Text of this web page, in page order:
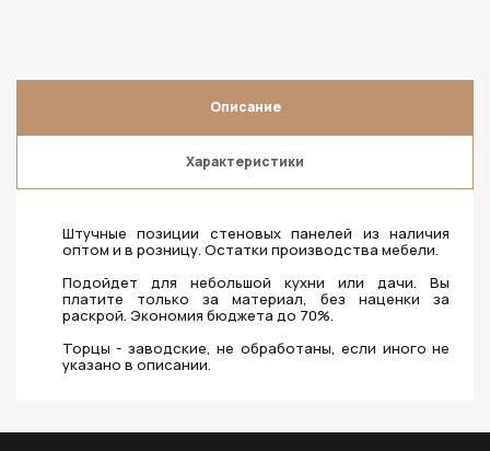
Описание
Характеристики
Штучные позиции стеновых панелей из наличия
оптом и в розницу. Остатки производства мебели.
Подойдет для небольшой кухни или дачи. Вы
платите только за материал, без наценки за
раскрой. Экономия бюджета до 70%.
Торцы - заводские, не обработаны, если иного не
указано в описании.